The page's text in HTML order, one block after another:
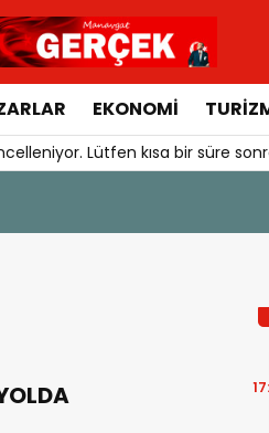
EKONOMI
Lütfen kısa bir süre